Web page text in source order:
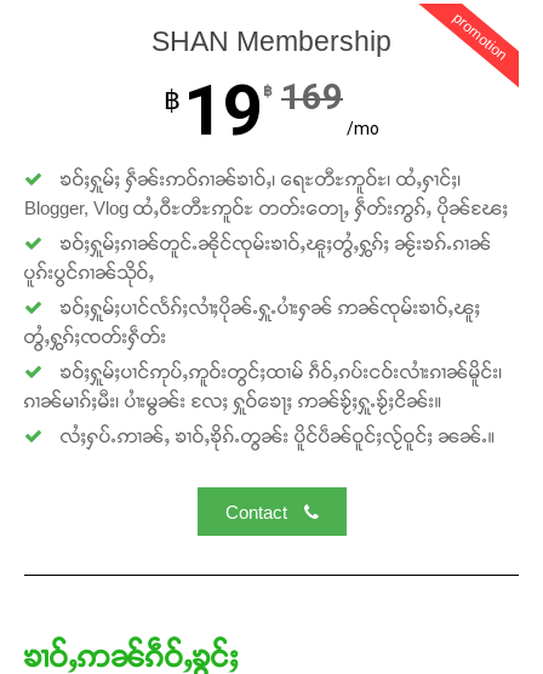
promotion
SHAN Membership
฿ 19 ฿ 169
/mo
ၶဝ်ႈႁူမ်ႈ ႁဵၼ်းဢဝ်ၵၢၼ်ၶၢဝ်ႇ၊ ရေႊတီႊဢူဝ်ႊ၊ ထႆႇႁၢင်ႈ၊
Blogger, Vlog ထႆႇဝီႊတီႊဢူဝ်ႊ တတ်းတေႃႇ ႁဵတ်းဢွၵ်ႇ ပိုၼ်ၽႄႈ
ၶဝ်ႈႁူမ်ႈၵၢၼ်တူင်ႉၼိုင်ၸုမ်းၶၢဝ်ႇၽူႈတွႆႇႁွၵ်ႈ ၼႂ်းၶၵ်ႉၵၢၼ်
ပူၵ်းပွင်ၵၢၼ်သိုဝ်ႇ
ၶဝ်ႈႁူမ်ႈပၢင်လႅၵ်ႈလၢႆႈပိုၼ်ႉႁူႉပၢႆးႁၼ် ဢၼ်ၸုမ်းၶၢဝ်ႇၽူႈ
တွႆႇႁွၵ်ႈၸတ်းႁဵတ်း
ၶဝ်ႈႁူမ်ႈပၢင်ဢုပ်ႇဢူဝ်းတွင်ႈထၢမ် ၵဵဝ်ႇၵပ်းငဝ်းလၢႆးၵၢၼ်မိူင်း၊
ၵၢၼ်မၢၵ်ႈမီး၊ ပၢႆးမွၼ်း လႄႈ ႁူဝ်ၶေႃႈ ဢၼ်ၶႂ်ႈႁူႉၶႂ်ႈငိၼ်း။
လႆႈႁပ်ႉဢၢၼ်ႇ ၶၢဝ်ႇၶိုၵ်ႉတွၼ်း ပိူင်ပဵၼ်ဝူင်ႈလႂ်ဝူင်ႈ ၼၼ်ႉ။
Contact
ၶၢဝ်ႇဢၼ်ၵဵဝ်ႇၶွင်ႈ